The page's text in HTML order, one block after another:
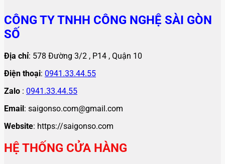
CÔNG TY TNHH CÔNG NGHỆ SÀI GÒN
SỐ
Địa chỉ: 578 Đường 3/2 , P14 , Quận 10
Điện thoại: 0941.33.44.55
Zalo : 0941.33.44.55
Email: saigonso.com@gmail.com
Website: https://saigonso.com
HỆ THỐNG CỬA HÀNG